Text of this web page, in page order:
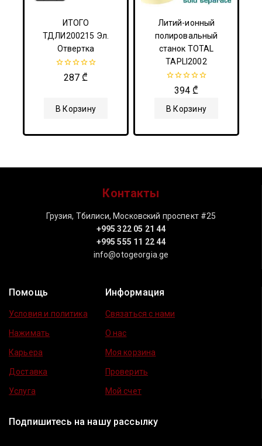
ИТОГО
ТДЛИ200215 Эл.
Отвертка
287₾
В Корзину
Литий-ионный
полировальный
станок TOTAL
TAPLI2002
5
394₾
В Корзину
Контакты
Грузия, Тбилиси, Московский проспект #25
+995 322 05 21 44
+995 555 11 22 44
info@otogeorgia.ge
Помощь
Условия и политика
Нажимать
Карьера
Доставка
Услуга
Информация
Связаться с нами
О нас
Моя корзина
Проверить
Мой счет
Подпишитесь на нашу рассылку